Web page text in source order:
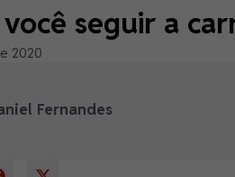
seguir a
2020
Fernandes